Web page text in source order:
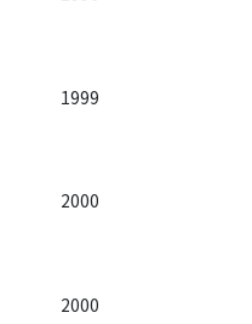
1999
2000
2000